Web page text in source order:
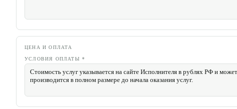
ЦЕНА И ОПЛАТА
УСЛОВИЯ ОПЛАТЫ *